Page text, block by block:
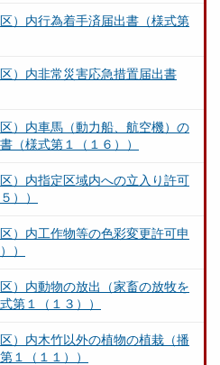
）内行為着手済届出書（様式第
）内非常災害応急措置届出書
）内車馬（動力船、航空機）の
（様式第１（１６））
）内指定区域内への立入り許可
））
）内工作物等の色彩変更許可申
）
）内動物の放出（家畜の放牧を
第１（１３））
）内木竹以外の植物の植栽（播
１（１１））